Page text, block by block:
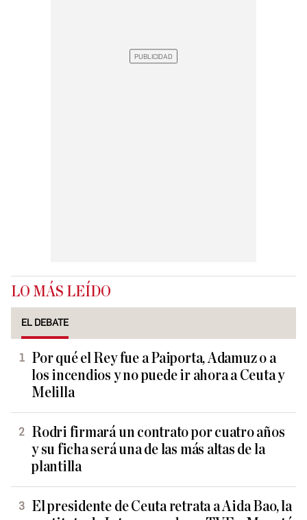
LO MÁS LEÍDO
EL DEBATE
Por qué el Rey fue a Paiporta, Adamuz o a
los incendios y no puede ir ahora a Ceuta y
Melilla
Rodri firmará un contrato por cuatro años
y su ficha será una de las más altas de la
plantilla
El presidente de Ceuta retrata a Aida Bao, la